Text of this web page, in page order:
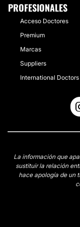
PROFESIONALES
Acceso Doctores
Premium
Marcas
Suppliers
International Doctors
La información que
sustituir la relación
hace apología de un